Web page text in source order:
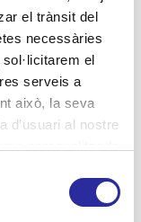
el trànsit del
necessàries
el
serveis a
això, la seva
d’usuari al nostre
ràdio són
i la
del
Llegir més